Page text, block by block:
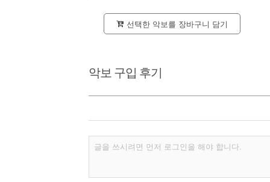
선택한 악보를 장바구니 담기
악보 구입 후기